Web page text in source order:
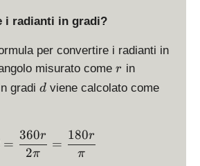
p
i
i radianti in gradi?
per convertire i radianti in
misurato come r
r in
gradi d
d viene calcolato come
d = \frac{360 r}{2\pi} =
=
2π
360r
=
π
180r